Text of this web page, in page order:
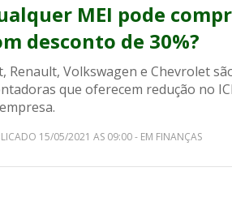
MEI pode
desconto de 30%?
Renault, Volkswagen e Chevrolet
que oferecem redução no
15/05/2021 AS 09:00 - EM FINANÇAS